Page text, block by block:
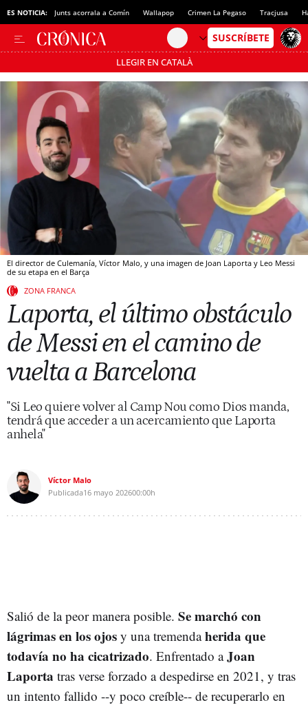
ES NOTICIA: Junts acorrala a Comín Wallapop Crimen La Pegaso Tracjusa
LLEGIR EN CATALÀ
Pásate al MODO AHORRO
El director de Culemanía, Víctor Malo, y una imagen de Joan Laporta y Leo Messi
de su etapa en el Barça
ZONA FRANCA
Laporta, el último obstáculo
de Messi en el camino de
vuelta a Barcelona
"Si Leo quiere volver al Camp Nou como Dios manda,
tendrá que acceder a un acercamiento que Laporta
anhela"
Víctor Malo
Publicada16 mayo 202600:00h
Salió de la peor manera posible. Se marchó con
lágrimas en los ojos y una tremendaherida que
todavía no ha cicatrizado. Enfrentado aJoan
Laporta tras verse forzado a despedirse en 2021, y tras
un intento fallido --y poco creíble-- de recuperarlo en